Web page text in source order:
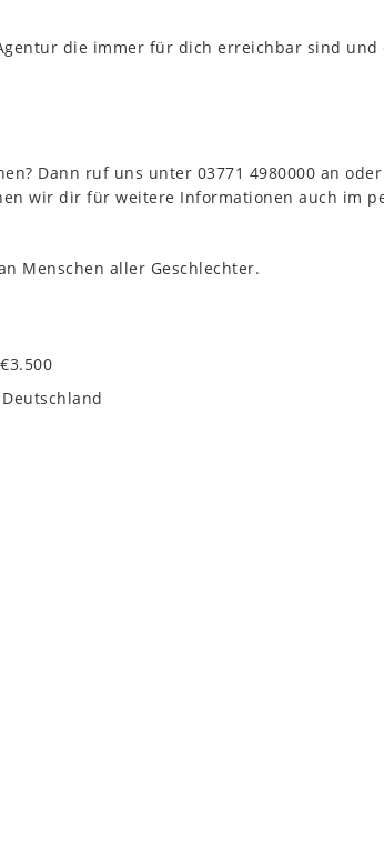
die immer für dich erreichbar sind und
Dann ruf uns unter 03771 4980000 an
wir dir für weitere Informationen auch im
Menschen aller Geschlechter.